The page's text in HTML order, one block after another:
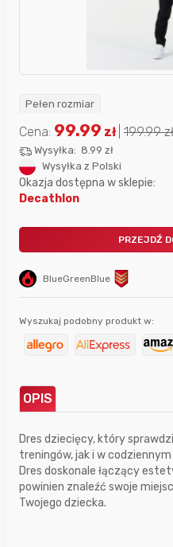
Pełen rozmiar
BlueGreenBlue
Cena: 99.99 zł 199.99zł
Wysyłka: 8.99 zł
Wysyłka z Polski
Okazja dostępna w sklepie:
Decathlon
PRZEJDŹ
Wyszukaj podobny produkt w:
OPIS
Dres dziecięcy, który
treningów, jak i w codziennym
Dres doskonale łączący
powinien znaleźć swoje
Twojego dziecka.